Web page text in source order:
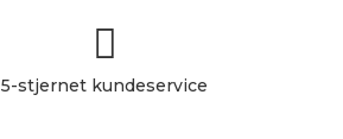

5-stjernet kundeservice